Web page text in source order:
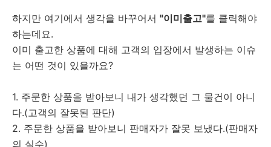
하지만 여기에서 생각을 바꾸어서 "이미출고"를 클릭해야
하는데요.
이미 출고한 상품에 대해 고객의 입장에서 발생하는 이슈
는 어떤 것이 있을까요?
1. 주문한 상품을 받아보니 내가 생각했던 그 물건이 아니
다.(고객의 잘못된 판단)
2. 주문한 상품을 받아보니 판매자가 잘못 보냈다.(판매자
의 실수)